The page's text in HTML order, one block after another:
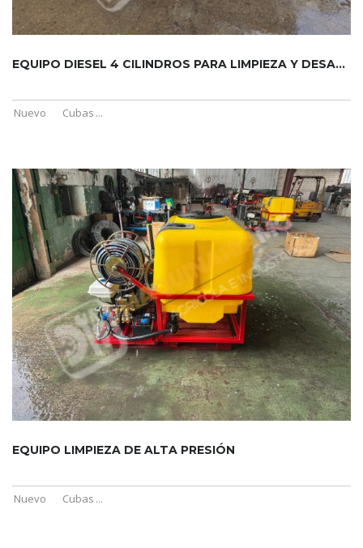
EQUIPO DIESEL 4 CILINDROS PARA LIMPIEZA Y DESATASCOS
Nuevo Cubas ...
EQUIPO LIMPIEZA DE ALTA PRESIÓN
Nuevo Cubas ...